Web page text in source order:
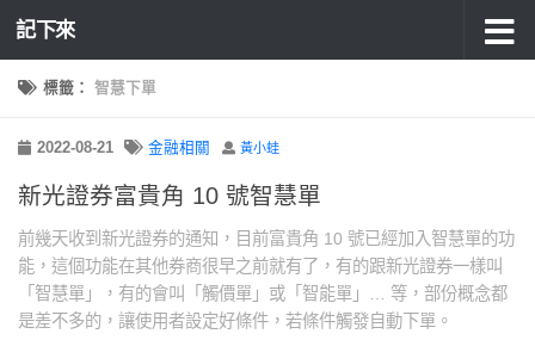
記下來
標籤： 智慧下單
2022-08-21 金融相關 黃小蛙
新光證券富貴角 10 號智慧單
前幾天收到新光證券的通知，目前富貴角 10 號已經加入智慧單的功
能，這個功能在其他券商很早之前就有了，有的跟新光證券一樣叫
「智慧單」，有的會叫「觸價單」或「智能單」… 等，部份概念都
是差不多的，讓使用者設定好條件，若條件觸發自動下單。